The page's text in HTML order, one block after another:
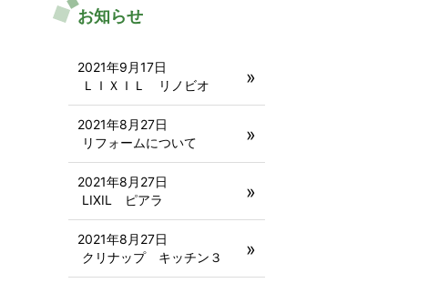
お知らせ
ＬＩＸＩＬ リノビオ
2021年9月17日
リフォームについて
2021年8月27日
LIXIL ピアラ
2021年8月27日
クリナップ キッチン３
2021年8月27日